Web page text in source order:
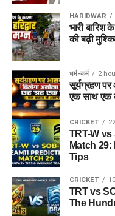
HARIDWAR
भारी बारिश
की बढ़ी
धर्म-कर्म 2
सूर्यग्रहण
एक साथ एक
CRICKET
TRT-W
Match
Tips
CRICKET
TRT vs
The